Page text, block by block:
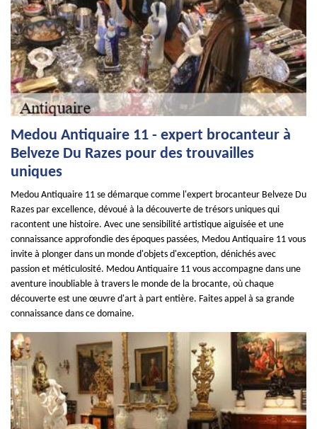
Medou Antiquaire 11 - expert brocanteur à
Belveze Du Razes pour des trouvailles
uniques
Medou Antiquaire 11 se démarque comme l'expert brocanteur Belveze Du
Razes par excellence, dévoué à la découverte de trésors uniques qui
racontent une histoire. Avec une sensibilité artistique aiguisée et une
connaissance approfondie des époques passées, Medou Antiquaire 11 vous
invite à plonger dans un monde d'objets d'exception, dénichés avec
passion et méticulosité. Medou Antiquaire 11 vous accompagne dans une
aventure inoubliable à travers le monde de la brocante, où chaque
découverte est une œuvre d'art à part entière. Faites appel à sa grande
connaissance dans ce domaine.